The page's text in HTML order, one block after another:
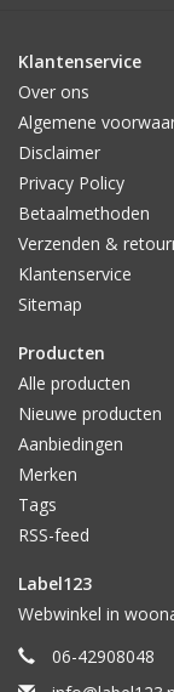
Klantenservice
Over ons
Algemene
Disclaimer
Privacy Policy
Betaalmethoden
Verzenden &
Klantenservice
Sitemap
Producten
Alle producten
Nieuwe producten
Aanbiedingen
Merken
Tags
RSS-feed
Label123
Webwinkel in
06-42908048